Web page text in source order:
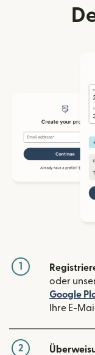
1
oder
Google
Ihre E-
2